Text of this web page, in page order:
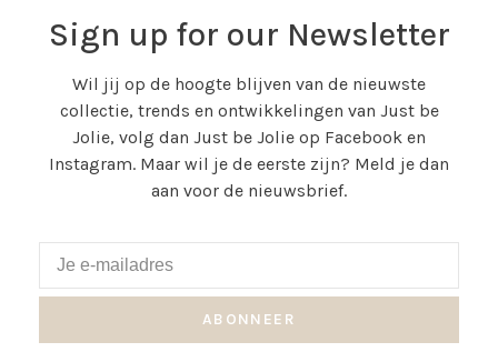
Sign up for our Newsletter
Wil jij op de hoogte blijven van de nieuwste
collectie, trends en ontwikkelingen van Just be
Jolie, volg dan Just be Jolie op Facebook en
Instagram. Maar wil je de eerste zijn? Meld je dan
aan voor de nieuwsbrief.
ABONNEER